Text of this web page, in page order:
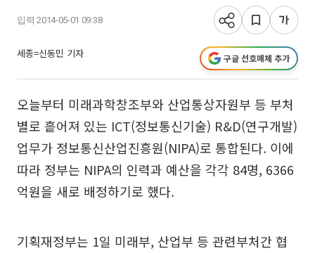
입력 2014-05-01 09:38
세종=신동민 기자 구글 선호매체 추가
오늘부터 미래과학창조부와 산업통상자원부 등 부처
별로 흩어져 있는 ICT(정보통신기술) R&D(연구개발)
업무가 정보통신산업진흥원(NIPA)로 통합된다. 이에
따라 정부는 NIPA의 인력과 예산을 각각 84명, 6366
억원을 새로 배정하기로 했다.
기획재정부는 1일 미래부, 산업부 등 관련부처간 협